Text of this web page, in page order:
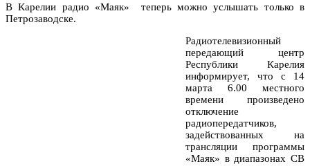
В Карелии радио «Маяк» теперь можно услышать только в
Петрозаводске.
Радиотелевизионный
передающий центр
Республики Карелия
информирует, что с 14
марта 6.00 местного
времени произведено
отключение
радиопередатчиков,
задействованных на
трансляции программы
«Маяк» в диапазонах СВ